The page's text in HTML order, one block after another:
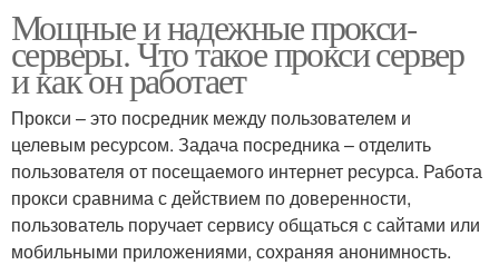
Мощные и надежные прокси-
серверы. Что такое прокси сервер
и как он работает
Прокси – это посредник между пользователем и
целевым ресурсом. Задача посредника – отделить
пользователя от посещаемого интернет ресурса. Работа
прокси сравнима с действием по доверенности,
пользователь поручает сервису общаться с сайтами или
мобильными приложениями, сохраняя анонимность.